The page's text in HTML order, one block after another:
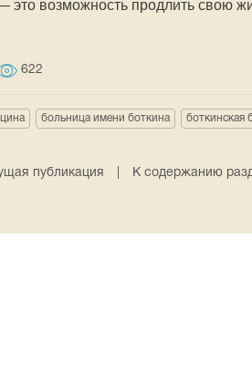
возможность продлить свою
622
больница имени боткина боткинская
публикация К содержанию